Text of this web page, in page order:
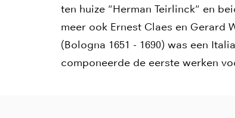
ten huize "Herman Teirlinck" en
meer ook Ernest Claes en Gerard
(Bologna 1651 - 1690) was een
componeerde de eerste werken